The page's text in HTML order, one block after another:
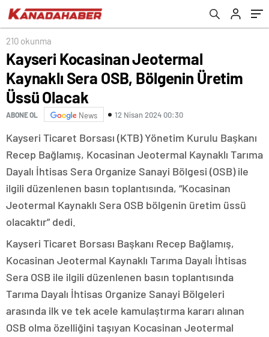
210 okunma
Kayseri Kocasinan Jeotermal
Kaynaklı Sera OSB, Bölgenin Üretim
Üssü Olacak
ABONE OL News 12 Nisan 2024 00:30
Kayseri Ticaret Borsası (KTB) Yönetim Kurulu Başkanı
Recep Bağlamış, Kocasinan Jeotermal Kaynaklı Tarıma
Dayalı İhtisas Sera Organize Sanayi Bölgesi (OSB) ile
ilgili düzenlenen basın toplantısında, “Kocasinan
Jeotermal Kaynaklı Sera OSB bölgenin üretim üssü
olacaktır” dedi.
Kayseri Ticaret Borsası Başkanı Recep Bağlamış,
Kocasinan Jeotermal Kaynaklı Tarıma Dayalı İhtisas
Sera OSB ile ilgili düzenlenen basın toplantısında
Tarıma Dayalı İhtisas Organize Sanayi Bölgeleri
arasında ilk ve tek acele kamulaştırma kararı alınan
OSB olma özelliğini taşıyan Kocasinan Jeotermal